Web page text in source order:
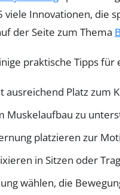
Innovationen, die
der Seite zum Thema
praktische Tipps
ausreichend Platz zum
Muskelaufbau zu
platzieren zur
in Sitzen oder
wählen, die